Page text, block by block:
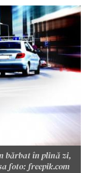
bărbat în plină zi,
foto: freepik.com